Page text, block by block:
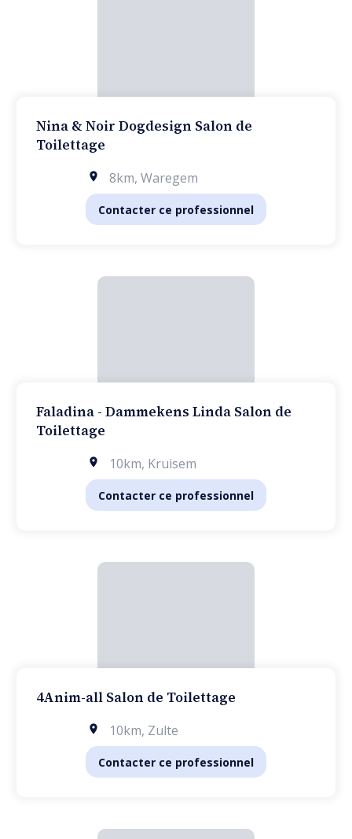
Nina & Noir Dogdesign Salon de
Toilettage
8km, Waregem
Contacter ce professionnel
Faladina - Dammekens Linda Salon de
Toilettage
10km, Kruisem
Contacter ce professionnel
4Anim-all Salon de Toilettage
10km, Zulte
Contacter ce professionnel